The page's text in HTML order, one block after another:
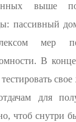
выше
пассивный
мер
В
свое
для
чтоб снутри